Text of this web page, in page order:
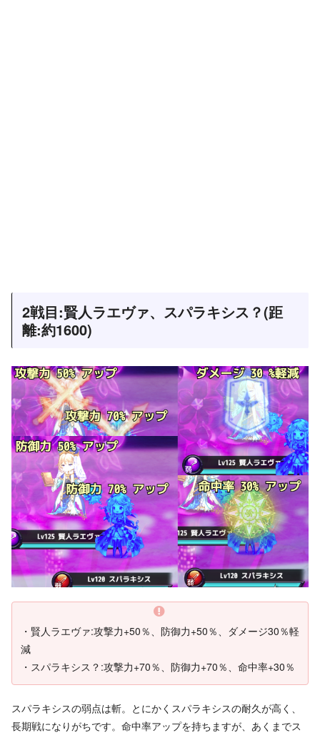
2戦目:賢人ラエヴァ、スパラキシス？(距
離:約1600)
・賢人ラエヴァ:攻撃力+50％、防御力+50％、ダメージ30％軽
減
・スパラキシス？:攻撃力+70％、防御力+70％、命中率+30％
スパラキシスの弱点は斬。とにかくスパラキシスの耐久が高く、
長期戦になりがちです。命中率アップを持ちますが、あくまでス